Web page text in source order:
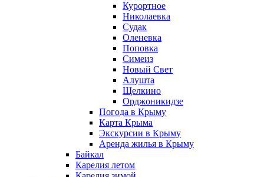
Курортное
Николаевка
Судак
Оленевка
Поповка
Симеиз
Новый Свет
Алушта
Щелкино
Орджоникидзе
Погода в Крыму
Карта Крыма
Экскурсии в Крыму
Аренда жилья в Крыму
Байкал
Карелия летом